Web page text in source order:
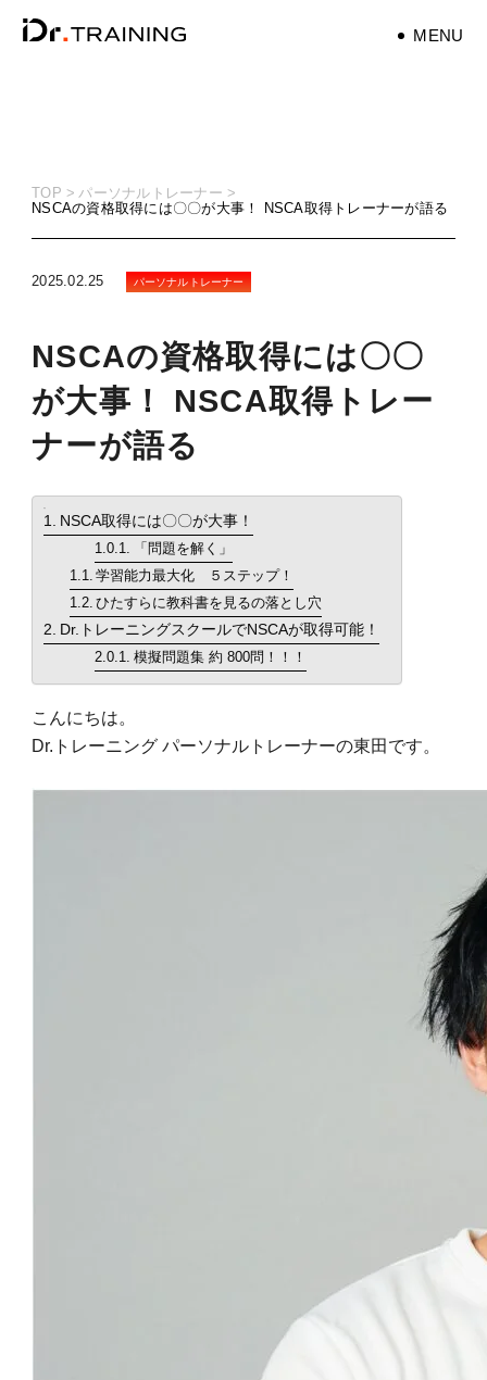
TOP
パーソナルトレーナー
NSCAの資格取得には〇〇が大事！ NSCA取得トレーナーが語る
2025.02.25 パーソナルトレーナー
NSCAの資格取得には〇〇
が大事！ NSCA取得トレー
ナーが語る
NSCA取得には〇〇が大事！
「問題を解く」
学習能力最大化 ５ステップ！
ひたすらに教科書を見るの落とし穴
Dr.トレーニングスクールでNSCAが取得可能！
模擬問題集 約 800問！！！
こんにちは。
Dr.トレーニング パーソナルトレーナーの東田です。
健康
筋トレ
training
パーソナルジム
personal
新着
MENU